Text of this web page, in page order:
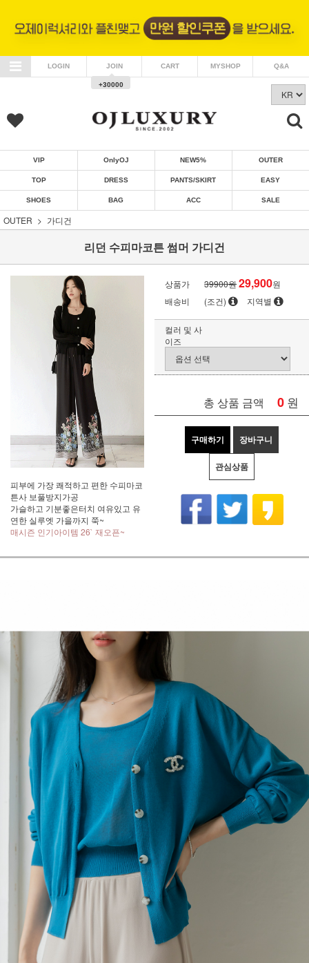
LOGIN JOIN
+30000
CART MYSHOP Q&A
VIP OnlyOJ NEW5% OUTER
TOP DRESS PANTS/SKIRT EASY
SHOES BAG ACC SALE
OUTER 가디건
리던 수피마코튼 썸머 가디건
피부에 가장 쾌적하고 편한 수피마코
튼사 보풀방지가공
가슬하고 기분좋은터치 여유있고 유
연한 실루엣 가을까지 쭉~
매시즌 인기아이템 26` 재오픈~
상품가 39900원29,900원
배송비
(조건) 지역별
컬러 및 사
이즈
총 상품 금액 0 원
구매하기 장바구니
관심상품